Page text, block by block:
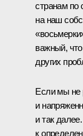
странам по
на наш
важный,
других
Если мы не
и
и так
к